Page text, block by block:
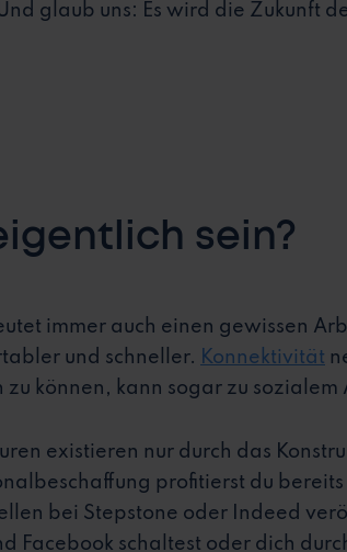
glaub uns: Es wird die Zukunft
sein?
immer auch einen gewissen
und schneller. Konnektivität
können, kann sogar zu sozialem
existieren nur durch das
profitierst du bereits
bei Stepstone oder Indeed
Facebook schaltest oder dich